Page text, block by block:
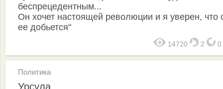
беспрецедентным...
Он хочет настоящей революции и я уверен, что
ее добьется"
14720 2 0
Политика
Урсула